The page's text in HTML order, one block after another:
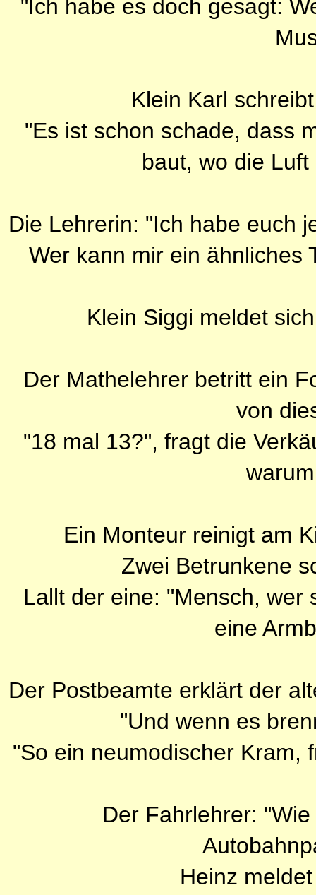
"Ich habe es doch gesagt:
Klein Karl
"Es ist schon schade, dass
baut, wo die
Die Lehrerin: "Ich habe euch
Wer kann mir ein ähnliches
Klein Siggi meldet
Der Mathelehrer betritt ein
von
"18 mal 13?", fragt die
Ein Monteur reinigt am
Zwei Betrunkene
Lallt der eine: "Mensch, wer
eine
Der Postbeamte erklärt der
"Und wenn es
"So ein neumodischer Kram,
Der Fahrlehrer:
Heinz